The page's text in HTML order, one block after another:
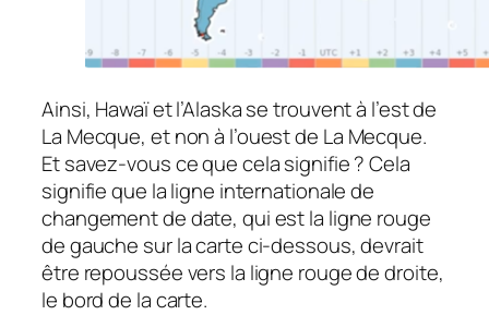
Ainsi, Hawaï et l’Alaska se trouvent à l’est de
La Mecque, et non à l’ouest de La Mecque.
Et savez-vous ce que cela signifie ? Cela
signifie que la ligne internationale de
changement de date, qui est la ligne rouge
de gauche sur la carte ci-dessous, devrait
être repoussée vers la ligne rouge de droite,
le bord de la carte.